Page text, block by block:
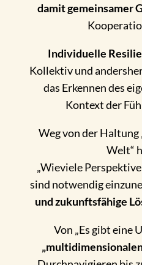
damit gemeinsamer
Individuelle
Kollektiv und
das Erkennen des
Kontext der
Weg von der
Welt“
„Wieviele
sind notwendig
und zukunftsfähige
Von „Es gibt eine